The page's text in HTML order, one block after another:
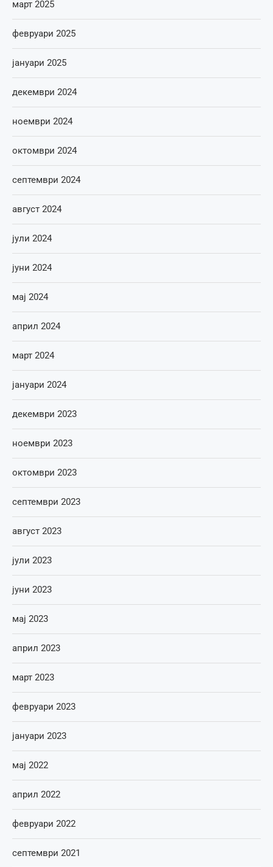
март 2025
февруари 2025
јануари 2025
декември 2024
ноември 2024
октомври 2024
септември 2024
август 2024
јули 2024
јуни 2024
мај 2024
април 2024
март 2024
јануари 2024
декември 2023
ноември 2023
октомври 2023
септември 2023
август 2023
јули 2023
јуни 2023
мај 2023
април 2023
март 2023
февруари 2023
јануари 2023
мај 2022
април 2022
февруари 2022
септември 2021